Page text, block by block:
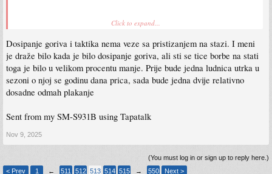
Sent from my iPhone using TapatalkClick to expand...
Dosipanje goriva i taktika nema veze sa pristizanjem na stazi. I meni
je draže bilo kada je bilo dosipanje goriva, ali sti se tice borbe na stati
toga je bilo u velikom procentu manje. Prije bude jedna ludnica utrka u
sezoni o njoj se godinu dana prica, sada bude jedna dvije relativno
dosadne odmah plakanje
Sent from my SM-S931B using Tapatalk
Nov 9, 2025
(You must log in or sign up to reply here.)
< Prev
1 ← 511 512 513 514 515 → 550 Next >